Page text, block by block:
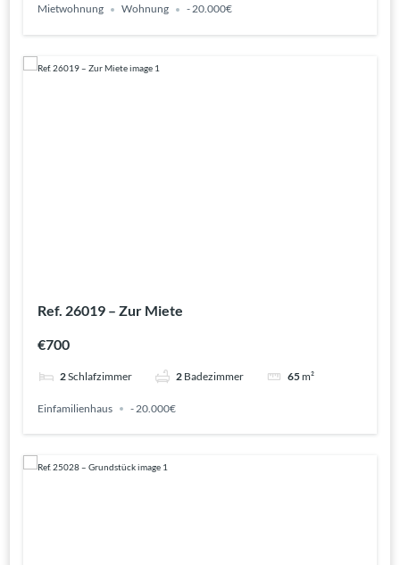
Mietwohnung Wohnung - 20.000€
Ref. 26019 – Zur Miete
€700
2Schlafzimmer 2 Badezimmer 65m²
Einfamilienhaus - 20.000€